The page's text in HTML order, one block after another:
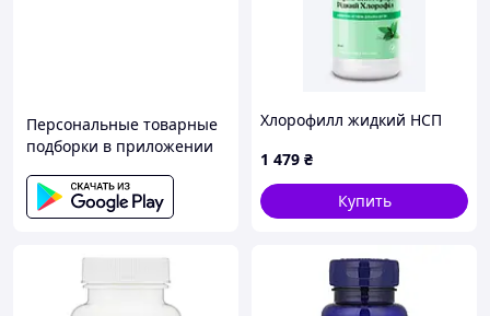
Персональные товарные
подборки в приложении
Хлорофилл жидкий НСП
1 479 ₴
Купить